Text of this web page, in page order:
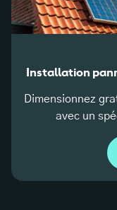
Installation
Dimensionnez
avec un